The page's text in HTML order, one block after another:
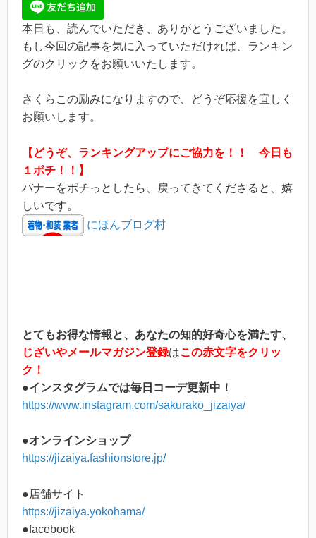
本日も、読んでいただき、ありがとうございました。
もし今回の記事を気に入っていただければ、ランキン
グのクリックをお願いいたします。
さくらこの励みになりますので、どうぞ応援を宜しく
お願いします。
【どうぞ、ランキングアップにご協力を！！ 今日も
１ポチ！！】
バナーをポチっとしたら、戻ってきてくださると、嬉
しいです。
にほんブログ村
とてもお得な情報と、あなたの知的好奇心を満たす、
じざいやメールマガジン登録はこの赤文字をクリッ
ク！
●インスタグラムでは毎日コーデ更新中！
https://www.instagram.com/sakurako_jizaiya/
●オンラインショップ
https://jizaiya.fashionstore.jp/
●店舗サイト
https://jizaiya.yokohama/
●facebook